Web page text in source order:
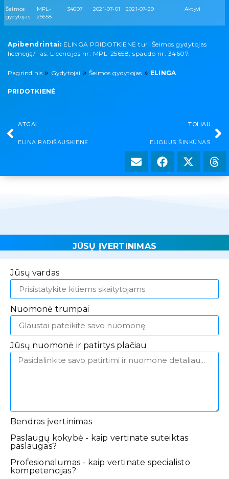
Šeimos
gydytojas
MPL-
25658
34607 2021-07-01 2021-07-29 Aktyvi
Apibendrintai: ELINGA PRIDOTKIENĖ turi Šeimos gydytojas
licenciją/ -as. Licencijos nr: MPL-25658, spaudo nr: 34607.
Pagrindinis » Gydytojai »Šeimos gydytojas » ELINGA
PRIDOTKIENĖ
ATGAL
ELINA RADIŠAUSKIENĖ
TOLIAU
ELIGIJUS ŠINKŪNAS
JŪSŲ ĮVERTINIMAS
Jūsų vardas
Nuomonė trumpai
Jūsų nuomonė ir patirtys plačiau
Bendras įvertinimas
Paslaugų kokybė - kaip vertinate suteiktas
paslaugas?
Profesionalumas - kaip vertinate specialisto
kompetencijas?